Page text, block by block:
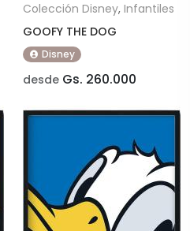
Colección Disney, Infantiles
GOOFY THE DOG
Disney
desde Gs. 260.000